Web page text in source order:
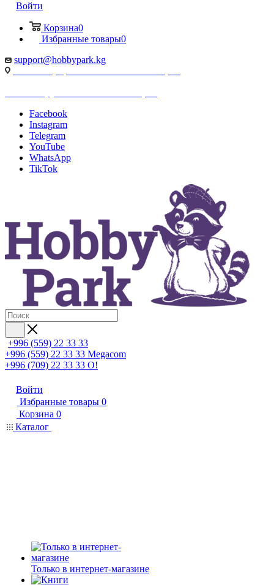
Войти
Корзина0
Избранные товары0
support@hobbypark.kg
Facebook
Instagram
Telegram
YouTube
WhatsApp
TikTok
+996 (559) 22 33 33
+996 (559) 22 33 33 Megacom
+996 (709) 22 33 33 O!
Войти
Избранные товары 0
Корзина 0
Каталог
Только в интернет-магазине